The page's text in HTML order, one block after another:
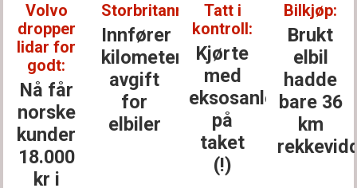
Storbritannia:
Innfører
kilometer­
avgift
for
elbiler
Tatt i
kontroll:
Kjørte
med
eksosanlegget
på
Bilkjøp:
Brukt
elbil
hadde
bare 36
km
rekkevidde
Nissan
batteri­
feil –
mener